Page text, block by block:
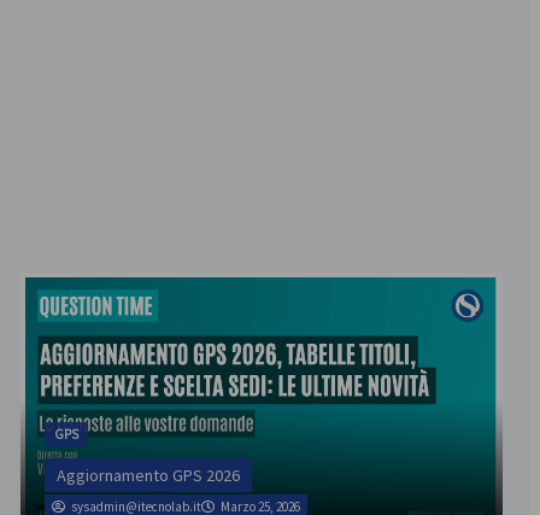
GPS
Aggiornamento GPS 2026
sysadmin@itecnolab.it Marzo 25, 2026